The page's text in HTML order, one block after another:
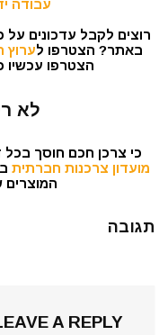
עבודה
רוצים לקבל עדכונים על
באתר? הצטרפו לערוץ
הצטרפו עכשיו
לא
כי צרכן חכם חוסך
מועדון צרכנות חברתית
המוצרים
תגובה
A REPLY